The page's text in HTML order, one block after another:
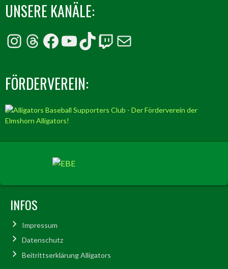
UNSERE KANÄLE:
Instagram
Threads
Facebook
YouTube
TikTok
Twitch
E-Mail
FÖRDERVEREIN:
INFOS
Impressum
Datenschutz
Beitrittserklärung Alligators